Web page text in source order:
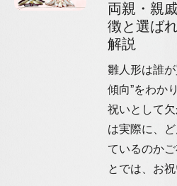
両親・親
徴と選ば
解説
雛人形は誰
傾向”をわか
祝いとして
は実際に、
ているのか
とでは、お